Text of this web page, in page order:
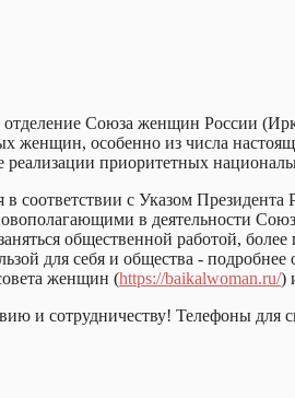
отделение Союза женщин России
женщин, особенно из числа
реализации приоритетных
соответствии с Указом
в деятельности
общественной работой,
для себя и общества -
женщин (https://baikalwoman.ru/)
и сотрудничеству! Телефоны для